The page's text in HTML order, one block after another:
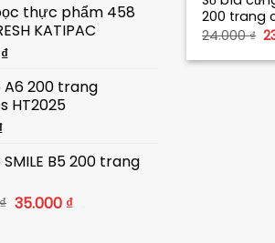
là:
40.000 ₫.
tại
là:
thực phẩm 458
KATIPAC
₫
A6 200 trang
HT2025
SMILE B5 200 trang
₫ Giá
35.000 ₫Giá
200 trang
24.000₫